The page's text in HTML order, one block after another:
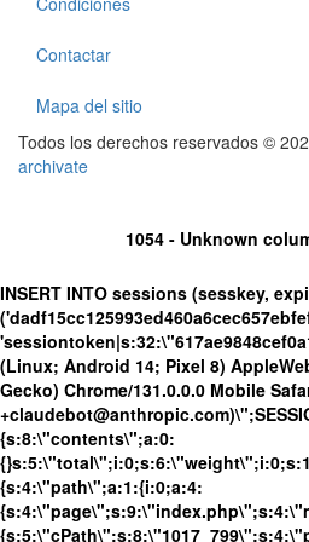
Contactar
Mapa del sitio
Todos los derechos reservados ©
archivate
1054 - Unknown
INSERT INTO sessions (sesskey,
(Linux; Android 14; Pixel 8)
Gecko) Chrome/131.0.0.0 Mobile
{s:8:\"contents\";a:0:
{s:4:\"path\";a:1:{i:0;a:4: